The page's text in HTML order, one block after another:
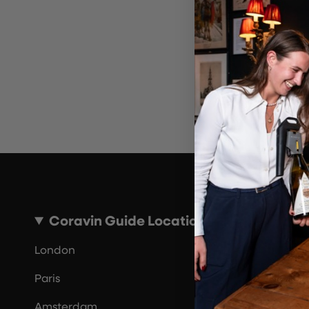
Por
Coravin Guide Locations
London
Paris
Amsterdam